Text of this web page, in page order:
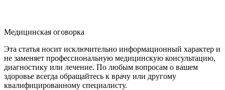
Медицинская оговорка
Эта статья носит исключительно информационный характер и
не заменяет профессиональную медицинскую консультацию,
диагностику или лечение. По любым вопросам о вашем
здоровье всегда обращайтесь к врачу или другому
квалифицированному специалисту.